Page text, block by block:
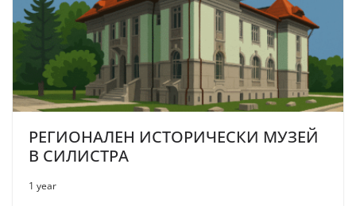
РЕГИОНАЛЕН ИСТОРИЧЕСКИ МУЗЕЙ
В СИЛИСТРА
1 year